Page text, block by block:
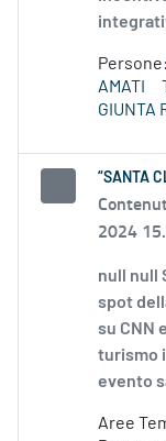
Persone:
AMATI
GIUNTA
“SANTA
2024
null null
spot
su CNN
turismo
evento
Aree